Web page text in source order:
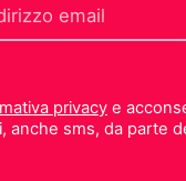
privacye
anche sms, da parte